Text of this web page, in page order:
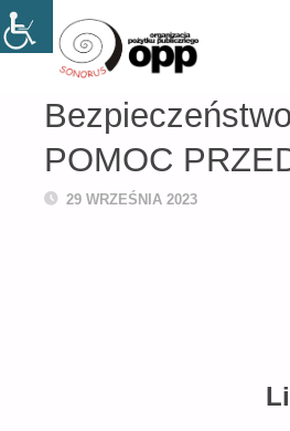
BEZ KATEGORII
POMOC
29 WRZEŚNIA 2023